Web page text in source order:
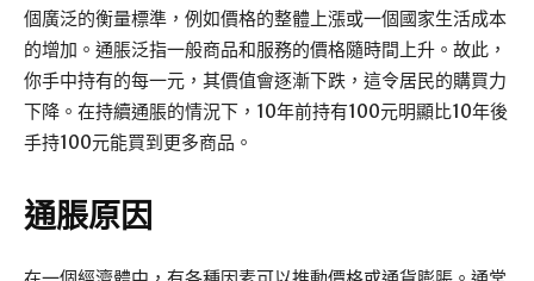
個廣泛的衡量標準，例如價格的整體上漲或一個國家生活成本
的增加。通脹泛指一般商品和服務的價格隨時間上升。故此，
你手中持有的每一元，其價值會逐漸下跌，這令居民的購買力
下降。在持續通脹的情況下，10年前持有100元明顯比10年後
手持100元能買到更多商品。
通脹原因